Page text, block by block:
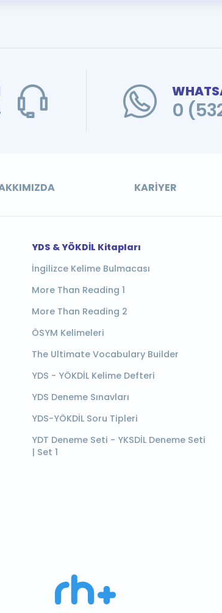
0
KARIYER
YDS & YÖKDİL Kitapları
İngilizce Kelime Bulmacası
More Than Reading 1
More Than Reading 2
ÖSYM Kelimeleri
The Ultimate Vocabulary Builder
YDS - YÖKDİL Kelime Defteri
YDS Deneme Sınavları
YDS-YÖKDİL Soru Tipleri
YDT Deneme Seti - YKSDİL Deneme Seti
| Set 1